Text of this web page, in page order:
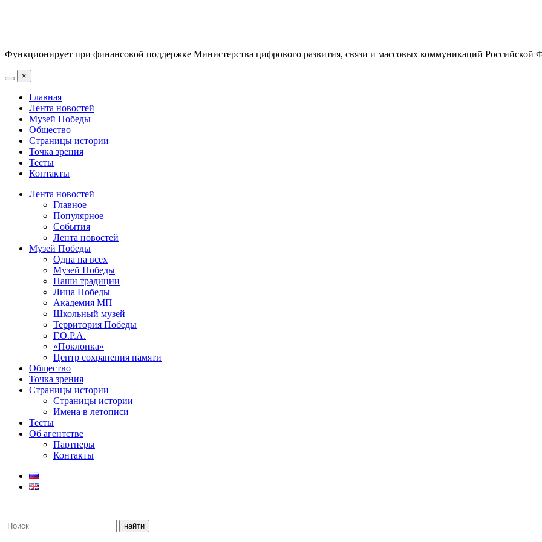
Функционирует при финансовой поддержке Министерства цифрового развития, связи и массовых коммуникаций Российской
×
Главная
Лента новостей
Музей Победы
Общество
Страницы истории
Точка зрения
Тесты
Контакты
Лента новостей
Главное
Популярное
События
Лента новостей
Музей Победы
Одна на всех
Музей Победы
Наши традиции
Лица Победы
Академия МП
Школьный музей
Территория Победы
Г.О.Р.А.
«Поклонка»
Центр сохранения памяти
Общество
Точка зрения
Страницы истории
Страницы истории
Имена в летописи
Тесты
Об агентстве
Партнеры
Контакты